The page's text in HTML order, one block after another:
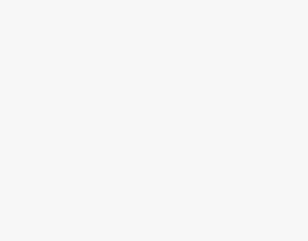
gewählt werden